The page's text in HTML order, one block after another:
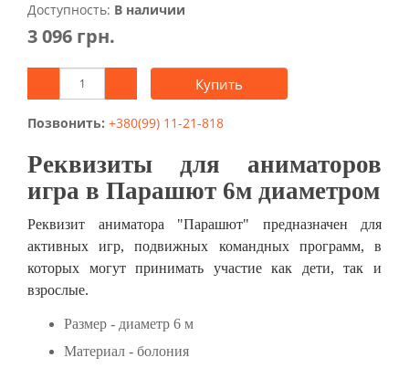
Доступность: В наличии
3 096 грн.
Купить
Позвонить: +380(99) 11-21-818
Реквизиты для аниматоров
игра в Парашют 6м диаметром
Реквизит аниматора "Парашют" предназначен для
активных игр, подвижных командных программ, в
которых могут принимать участие как дети, так и
взрослые.
Размер - диаметр 6 м
Материал - болония